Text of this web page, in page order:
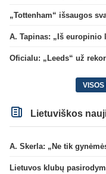
„Tottenham“ išsaugos
Lietuviškos
A. Skerla: „Ne tik